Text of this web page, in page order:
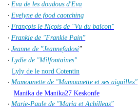
· Eva de les doudous d'Eva
· Evelyne de food caotching
· François le Niçois de "Vu du balcon"
· Frankie de "Frankie Pain"
· Jeanne de "Jeannefadosi"
· Lydie de "Milfontaines"
Lyly de le nord Cotentin
· Mamounette de "Mamounette et ses aiguilles"
Manika de Manika27 Keskonfe
· Marie-Paule de "Maria et Achilleas"